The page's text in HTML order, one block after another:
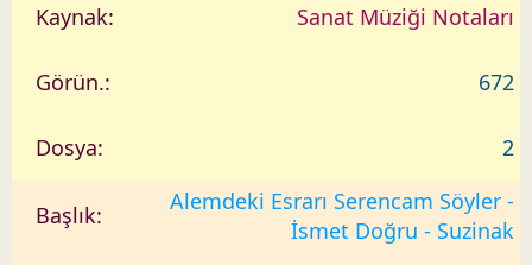
Sanat Müziği Notaları
672
2
Alemdeki Esrarı Serencam Söyler -
İsmet Doğru - Suzinak